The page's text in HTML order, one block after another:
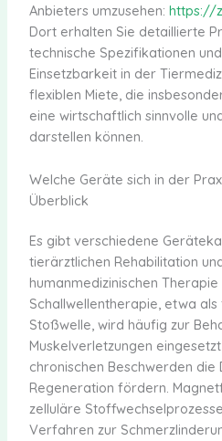
Anbieters umzusehen: https://
Dort erhalten Sie detaillierte
technische Spezifikationen
Einsetzbarkeit in der
flexiblen Miete, die
eine wirtschaftlich sinnvolle
darstellen können.
Welche Geräte sich in der
Überblick
Es gibt verschiedene
tierärztlichen Rehabilitation
humanmedizinischen
Schallwellentherapie, etwa
Stoßwelle, wird häufig zur
Muskelverletzungen
chronischen Beschwerden die
Regeneration fördern.
zelluläre
Verfahren zur